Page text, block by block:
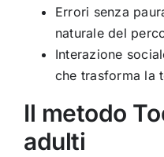
Errori senza
naturale del
Interazione
che trasforma la
Il metodo
adulti